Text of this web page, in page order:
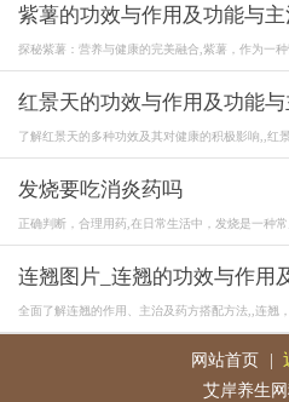
紫薯的功效与作用及功能与
探秘紫薯：营养与健康的完美融合,紫薯，作为一
红景天的功效与作用及功能
了解红景天的多种功效及其对健康的积极影响,,红
发烧要吃消炎药吗
正确判断，合理用药,在日常生活中，发烧是一种
连翘图片_连翘的功效与作用
全面了解连翘的作用、主治及药方搭配方法,,连翘
网站首页
艾岸养生